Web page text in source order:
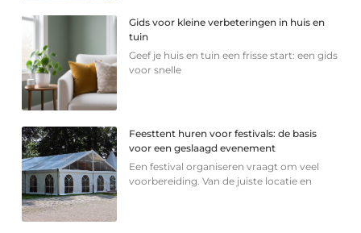
Gids voor kleine verbeteringen in huis en
tuin
Geef je huis en tuin een frisse start: een gids
voor snelle
Feesttent huren voor festivals: de basis
voor een geslaagd evenement
Een festival organiseren vraagt om veel
voorbereiding. Van de juiste locatie en